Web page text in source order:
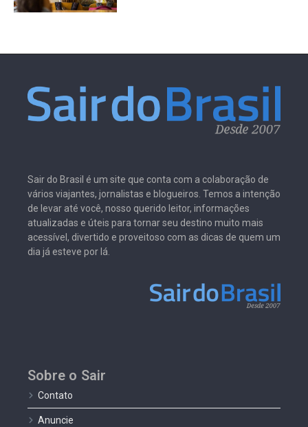
Sair do Brasil é um site que conta com a colaboração de
vários viajantes, jornalistas e blogueiros. Temos a intenção
de levar até você, nosso querido leitor, informações
atualizadas e úteis para tornar seu destino muito mais
acessível, divertido e proveitoso com as dicas de quem um
dia já esteve por lá.
Sobre o Sair
Contato
Anuncie